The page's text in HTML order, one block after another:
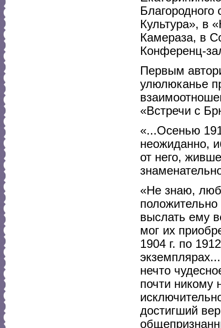
Культура», в
Камераза, в
Конференц-
Первым
улюлюканье
«Встречи с
«...Осенью
неожиданно,
от него,
«Не знаю,
выслать ему
мог их
1904 г. по
нечто
почти никому
достигший